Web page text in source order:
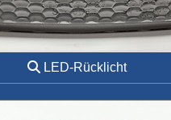
LED-Rücklicht